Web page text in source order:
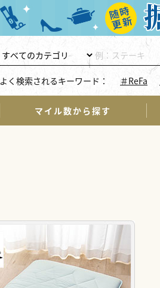
よく検索されるキーワード： ＃ReFa
マイル数から探す